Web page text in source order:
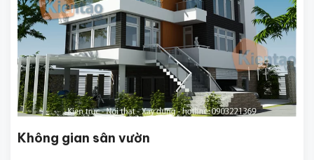
Không gian sân vườn